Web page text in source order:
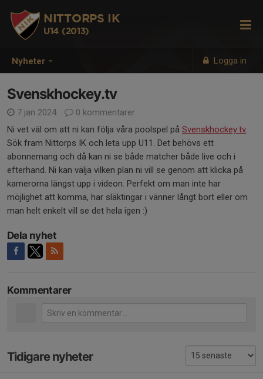
Nyheter Logga in
NITTORPS IK
U14 (2013)
Svenskhockey.tv
7 jan 2024
0 kommentarer
Ni vet väl om att ni kan följa våra poolspel på Svenskhockey.tv.
Sök fram Nittorps IK och leta upp U11. Det behövs ett
abonnemang och då kan ni se både matcher både live och i
efterhand. Ni kan välja vilken plan ni vill se genom att klicka på
kamerorna längst upp i videon. Perfekt om man inte har
möjlighet att komma, har släktingar i vänner långt bort eller om
man helt enkelt vill se det hela igen :)
Dela nyhet
Kommentarer
Tidigare nyheter